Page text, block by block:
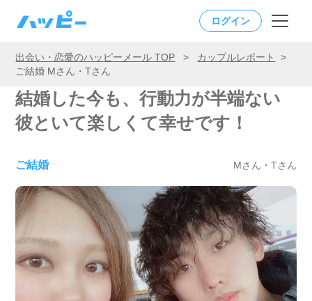
ログイン
出会い・恋愛のハッピーメール TOP > カップルレポート
>
ご結婚 Mさん・Tさん
結婚した今も、行動力が半端ない
彼といて楽しくて幸せです！
ご結婚 Mさん・Tさん